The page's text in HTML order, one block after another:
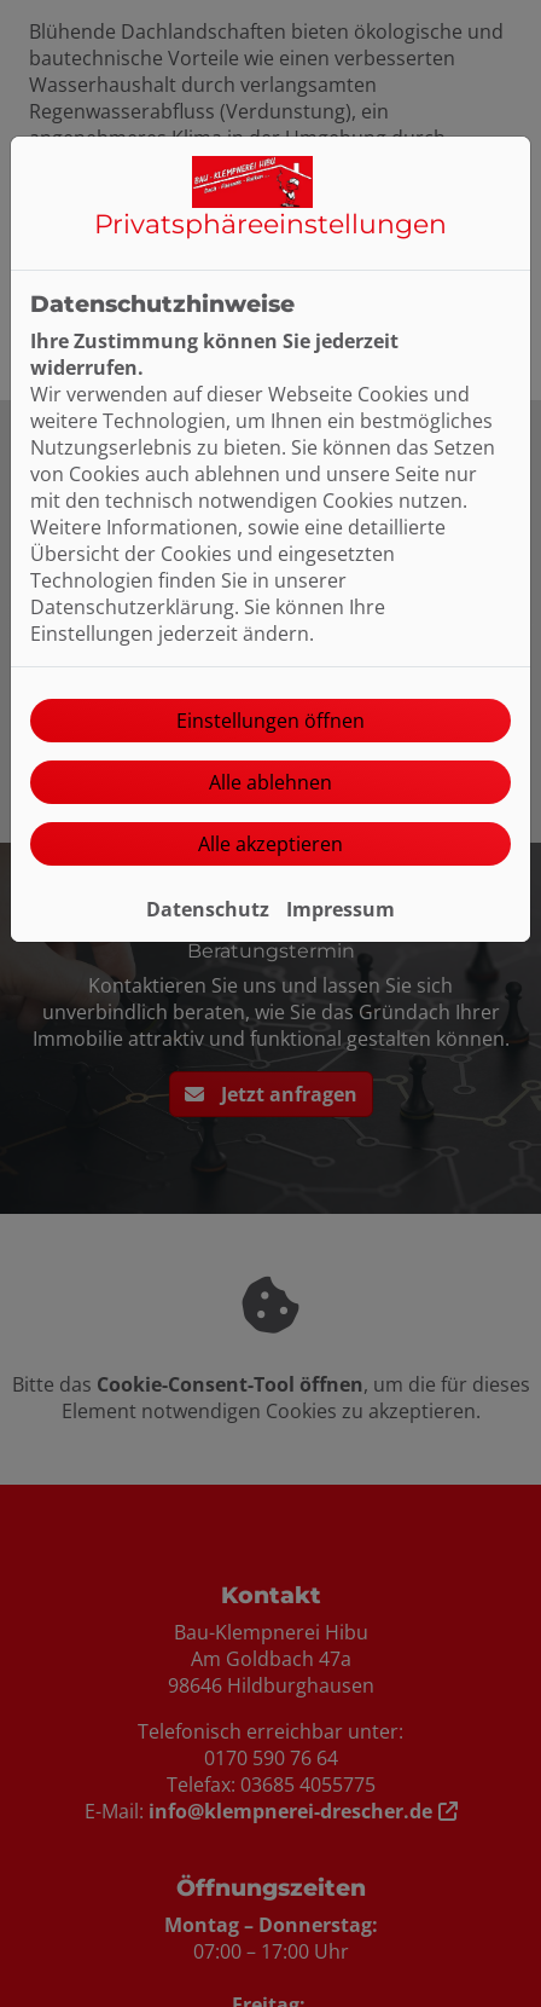
Blühende Dachlandschaften bieten ökologische und
bautechnische Vorteile wie einen verbesserten
Wasserhaushalt durch verlangsamten
Regenwasserabfluss (Verdunstung), ein
angenehmeres Klima in der Umgebung durch
günstigeren Temperaturausgleich und mehr
Luftzirkulation und -feuchtigkeit. Außerdem wird
durch eine Dachbegrünung die Artenvielfalt von
Flora und Fauna durch neue, besondere
Lebensräume erweitert.
Vorteile einer Dachbegrünung
Auch ein Schutz des Daches vor
Wasserundurchlässigkeit und Absorbierung von UV-
Strahlen verlängern die Lebensdauer des Daches
und reduzieren den Energieverbrauch durch
Kühlung der darunter liegenden Räume im Sommer
(Isolierung).
Beratungstermin
Kontaktieren Sie uns und lassen Sie sich
unverbindlich beraten, wie Sie das Gründach Ihrer
Immobilie attraktiv und funktional gestalten können.
Jetzt anfragen
Bitte das Cookie-Consent-Tool öffnen, um die für dieses
Element notwendigen Cookies zu akzeptieren.
Kontakt
Bau-Klempnerei Hibu
Am Goldbach 47a
98646 Hildburghausen
Telefonisch erreichbar unter:
0170 590 76 64
Telefax: 03685 4055775
E-Mail: info@klempnerei-drescher.de
Öffnungszeiten
Montag – Donnerstag:
07:00 – 17:00 Uhr
Privatsphäre­einstellungen
Datenschutzhinweise
Ihre Zustimmung können Sie jederzeit
widerrufen.
Wir verwenden auf dieser Webseite Cookies und
weitere Technologien, um Ihnen ein bestmögliches
Nutzungserlebnis zu bieten. Sie können das Setzen
von Cookies auch ablehnen und unsere Seite nur
mit den technisch notwendigen Cookies nutzen.
Weitere Informationen, sowie eine detaillierte
Übersicht der Cookies und eingesetzten
Technologien finden Sie in unserer
Datenschutzerklärung. Sie können Ihre
Einstellungen jederzeit ändern.
Einstellungen öffnen
Alle ablehnen
Alle akzeptieren
Datenschutz Impressum